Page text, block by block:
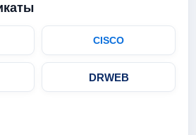
CISCO
DRWEB